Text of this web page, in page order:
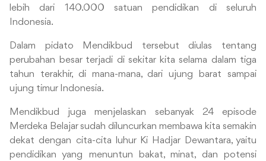
lebih dari 140.000 satuan pendidikan di seluruh
Indonesia.
Dalam pidato Mendikbud tersebut diulas tentang
perubahan besar terjadi di sekitar kita selama dalam tiga
tahun terakhir, di mana-mana, dari ujung barat sampai
ujung timur Indonesia.
Mendikbud juga menjelaskan sebanyak 24 episode
Merdeka Belajar sudah diluncurkan membawa kita semakin
dekat dengan cita-cita luhur Ki Hadjar Dewantara, yaitu
pendidikan yang menuntun bakat, minat, dan potensi